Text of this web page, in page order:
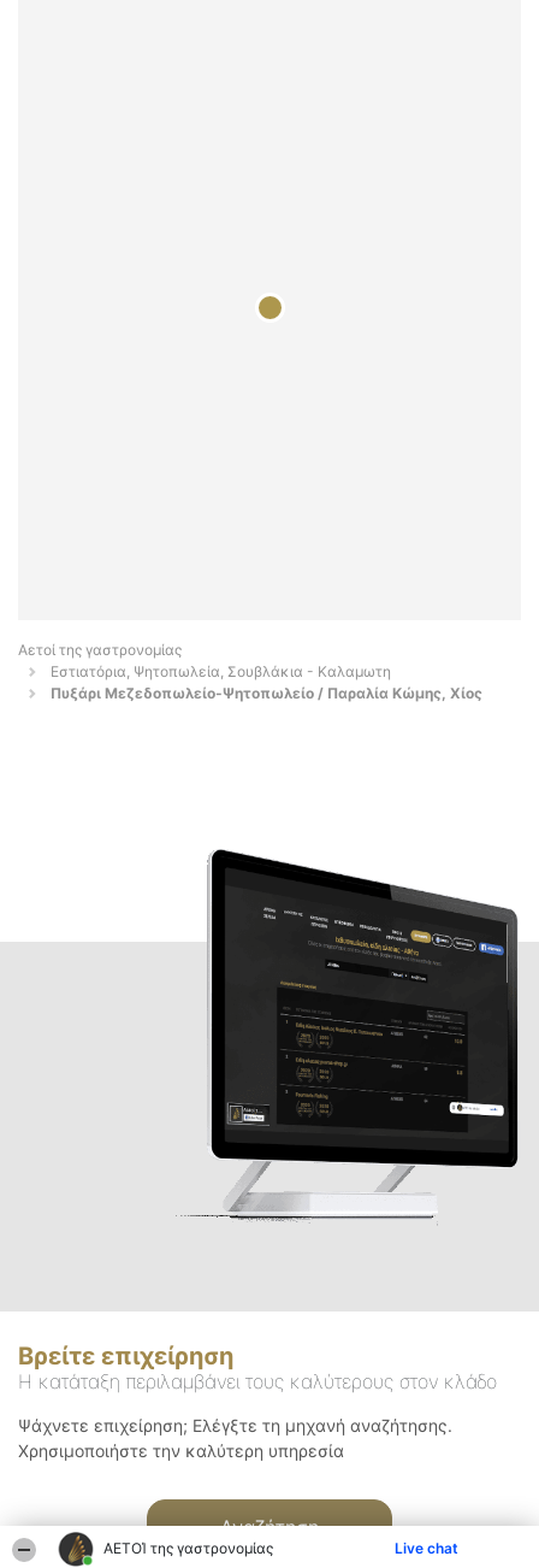
ΑΕΤΟΊ της γαστρονομίας Live chat
Αετοί της γαστρονομίας
Εστιατόρια, Ψητοπωλεία, Σουβλάκια - Καλαμωτη
Πυξάρι Μεζεδοπωλείο-Ψητοπωλείο / Παραλία Κώμης, Χίος
Βρείτε επιχείρηση
Η κατάταξη περιλαμβάνει τους καλύτερους στον κλάδο
Ψάχνετε επιχείρηση; Ελέγξτε τη μηχανή αναζήτησης.
Χρησιμοποιήστε την καλύτερη υπηρεσία
Αναζήτηση